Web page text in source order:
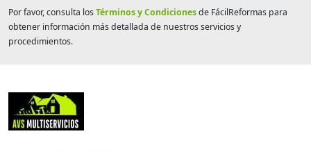
Por favor, consulta losTérminos y Condicionesde FácilReformas para
obtener información más detallada de nuestros servicios y
procedimientos.